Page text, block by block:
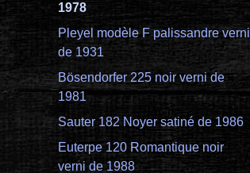
1978
Pleyel modèle F palissandre verni
de 1931
Bösendorfer 225 noir verni de
1981
Sauter 182 Noyer satiné de 1986
Euterpe 120 Romantique noir
verni de 1988